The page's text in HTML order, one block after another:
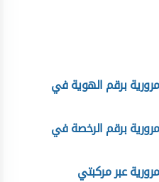
برقم الهوية في
برقم الرخصة في
عبر مركبتي